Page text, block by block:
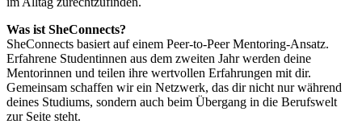
Was ist SheConnects?
SheConnects basiert auf einem Peer-to-Peer Mentoring-Ansatz.
Erfahrene Studentinnen aus dem zweiten Jahr werden deine
Mentorinnen und teilen ihre wertvollen Erfahrungen mit dir.
Gemeinsam schaffen wir ein Netzwerk, das dir nicht nur während
deines Studiums, sondern auch beim Übergang in die Berufswelt
zur Seite steht.